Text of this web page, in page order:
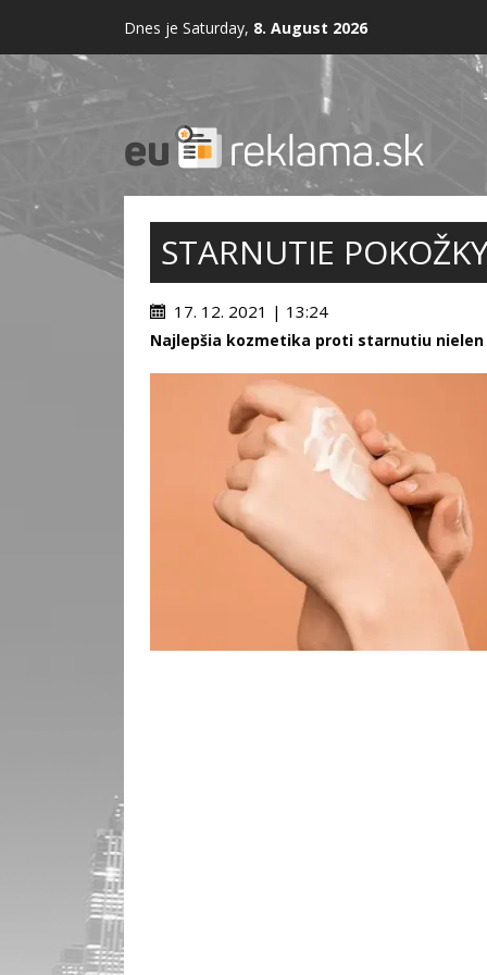
Dnes je Saturday, 8. August 2026
STARNUTIE
17. 12. 2021 | 13:24
Najlepšia kozmetika proti starnutiu